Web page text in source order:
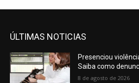
ÚLTIMAS NOTICIAS
Presenciou
Saiba como
8 de agosto de 2026